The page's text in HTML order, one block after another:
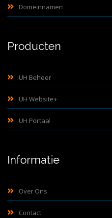
Domeinnamen
Producten
UH Beheer
UH Website+
UH Portaal
Informatie
Over Ons
Contact